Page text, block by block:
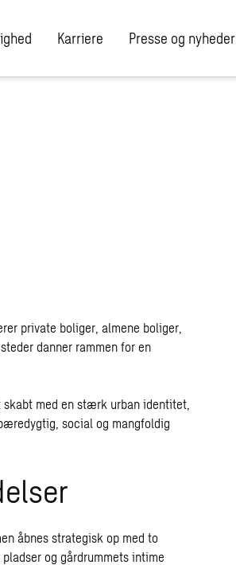
Karriere Presse og nyheder
private boliger, almene boliger,
danner rammen for en
med en stærk urban identitet,
social og mangfoldig
åbnes strategisk op med to
og gårdrummets intime